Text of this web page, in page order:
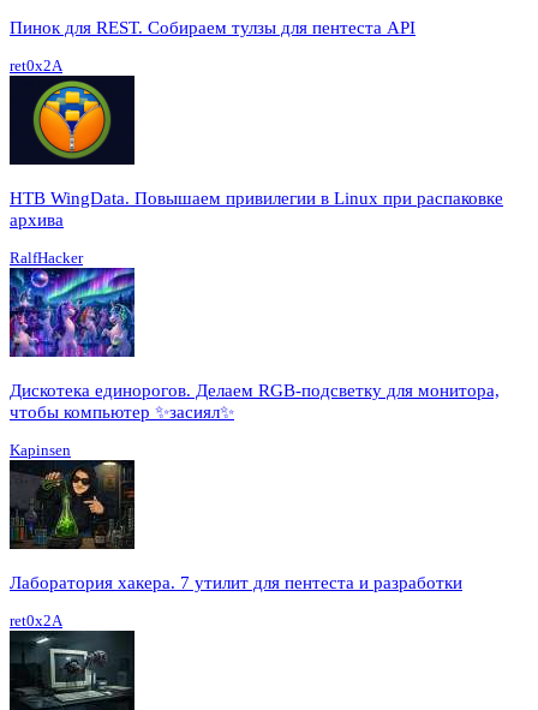
Пинок для REST. Собираем тулзы для пентеста API
ret0x2A
HTB WingData. Повышаем привилегии в Linux при распаковке
архива
RalfHacker
Дискотека единорогов. Делаем RGB-подсветку для монитора,
чтобы компьютер ✨засиял✨
Kapinsen
Лаборатория хакера. 7 утилит для пентеста и разработки
ret0x2A